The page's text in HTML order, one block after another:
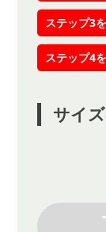
ステップ3
ステップ4
サイ